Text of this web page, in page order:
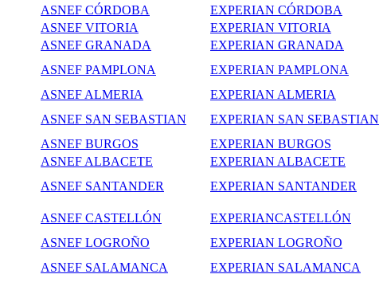
ASNEF CÓRDOBA
EXPERIAN CÓRDOBA
ASNEF VITORIA
EXPERIAN VITORIA
ASNEF GRANADA
EXPERIAN GRANADA
ASNEF PAMPLONA EXPERIAN PAMPLONA
ASNEF ALMERIA
EXPERIAN ALMERIA
ASNEF SAN SEBASTIAN
EXPERIAN SAN SEBASTIAN
ASNEF BURGOS
EXPERIAN BURGOS
ASNEF ALBACETE
EXPERIAN ALBACETE
ASNEF SANTANDER
EXPERIAN SANTANDER
ASNEF CASTELLÓN EXPERIANCASTELLÓN
ASNEF LOGROÑO
EXPERIAN LOGROÑO
ASNEF SALAMANCA
EXPERIAN SALAMANCA